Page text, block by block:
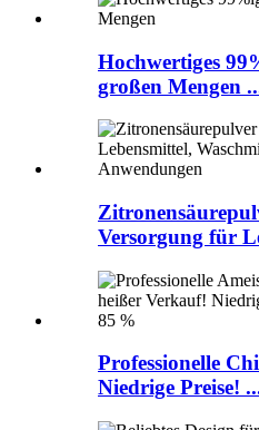
Hochwertiges
großen Mengen
Versorgung für
Professionelle
Niedrige Preise!